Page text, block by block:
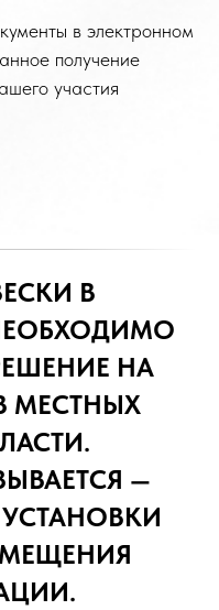
в электронном
получение
участия
В
НА
МЕСТНЫХ
—